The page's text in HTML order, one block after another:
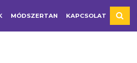
MÓDSZERTAN KAPCSOLAT